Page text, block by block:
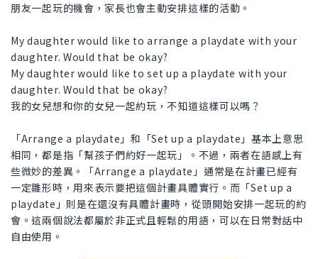
朋友一起玩的機會，家長也會主動安排這樣的活動。
My daughter would like to arrange a playdate with your
daughter. Would that be okay?
My daughter would like to set up a playdate with your
daughter. Would that be okay?
我的女兒想和你的女兒一起約玩，不知道這樣可以嗎？
「Arrange a playdate」和「Set up a playdate」基本上意思
相同，都是指「幫孩子們約好一起玩」。不過，兩者在語感上有
些微妙的差異。「Arrange a playdate」通常是在計畫已經有
一定雛形時，用來表示要把這個計畫具體實行。而「Set up a
playdate」則是在還沒有具體計畫時，從頭開始安排一起玩的約
會。這兩個說法都屬於非正式且輕鬆的用語，可以在日常對話中
自由使用。